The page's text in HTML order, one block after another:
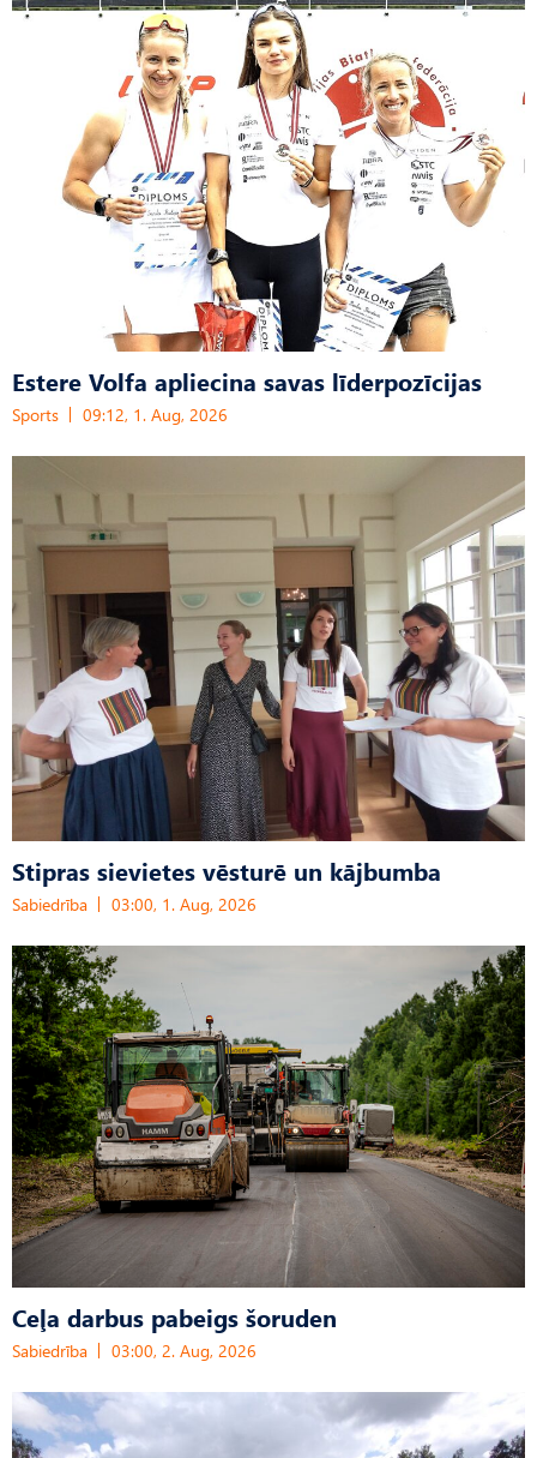
Estere Volfa apliecina savas līderpozīcijas
Sports 09:12, 1. Aug, 2026
Stipras sievietes vēsturē un kājbumba
Sabiedrība 03:00, 1. Aug, 2026
Ceļa darbus pabeigs šoruden
Sabiedrība 03:00, 2. Aug, 2026